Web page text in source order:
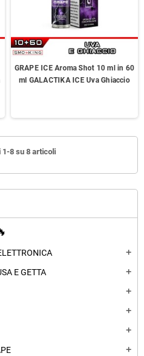
add
E GETTA add
add
add
add
add
GRAPE ICE Aroma Shot 10 ml in 60
ml GALACTIKA ICE Uva Ghiaccio
8 su 8 articoli